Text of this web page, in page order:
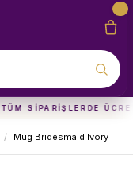
TÜM SIPARIŞLERDE
Mug Bridesmaid Ivory